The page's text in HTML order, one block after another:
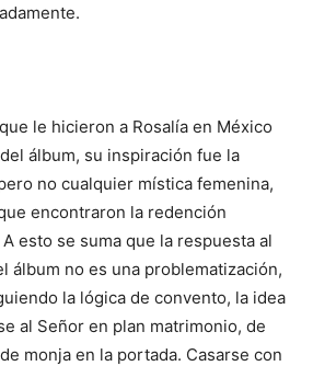
le hicieron a Rosalía en México
álbum, su inspiración fue la
no cualquier mística femenina,
encontraron la redención
esto se suma que la respuesta al
álbum no es una problematización,
la lógica de convento, la idea
al Señor en plan matrimonio, de
monja en la portada. Casarse con